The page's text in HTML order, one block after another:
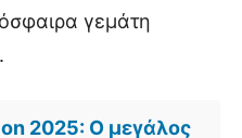
γεμάτη
2025: Ο μεγάλος